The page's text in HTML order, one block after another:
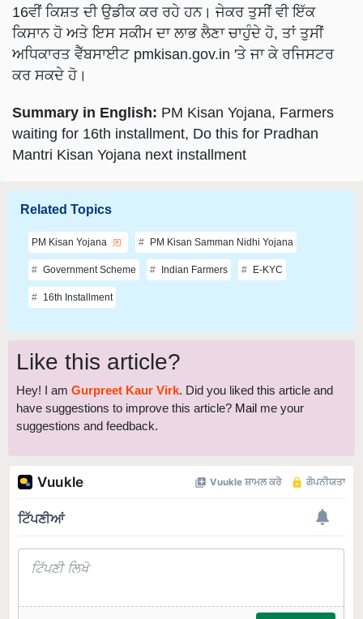
16ਵੀਂ ਕਿਸ਼ਤ ਦੀ ਉਡੀਕ ਕਰ ਰਹੇ ਹਨ। ਜੇਕਰ ਤੁਸੀਂ ਵੀ ਇੱਕ
ਕਿਸਾਨ ਹੋ ਅਤੇ ਇਸ ਸਕੀਮ ਦਾ ਲਾਭ ਲੈਣਾ ਚਾਹੁੰਦੇ ਹੋ, ਤਾਂ ਤੁਸੀਂ
ਅਧਿਕਾਰਤ ਵੈੱਬਸਾਈਟ pmkisan.gov.in 'ਤੇ ਜਾ ਕੇ ਰਜਿਸਟਰ
ਕਰ ਸਕਦੇ ਹੋ।
Summary in English: PM Kisan Yojana, Farmers
waiting for 16th installment, Do this for Pradhan
Mantri Kisan Yojana next installment
Related Topics
PM Kisan Yojana PM Kisan Samman Nidhi Yojana
Government Scheme Indian Farmers E-KYC
16th Installment
Like this article?
Hey! I am Gurpreet Kaur Virk. Did you liked this article and
have suggestions to improve this article? Mail me your
suggestions and feedback.